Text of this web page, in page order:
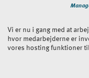
Vi er nu i gang med at
hvor medarbejderne er
vores hosting funktioner